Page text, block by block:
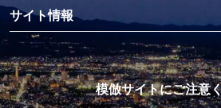
サイト情報
模倣サイトにご注意